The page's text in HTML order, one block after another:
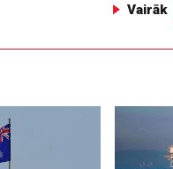
Vairāk